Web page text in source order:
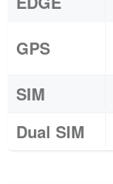
GPS
SIM
Dual SIM